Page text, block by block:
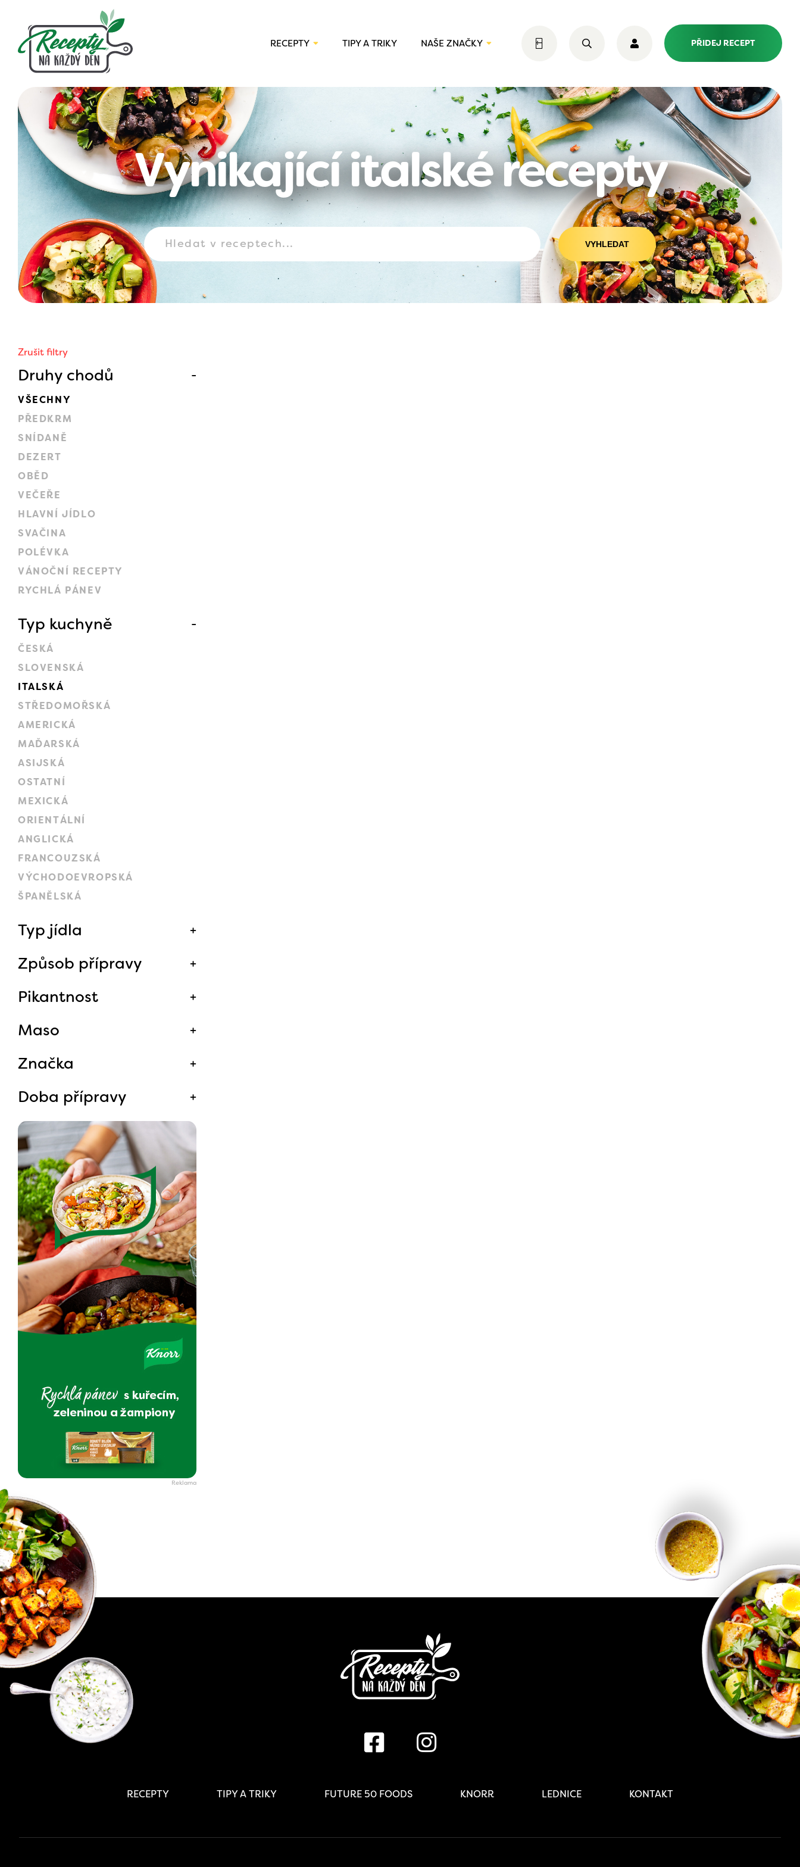
RECEPTY TIPY A TRIKY NAŠE ZNAČKY PŘIDEJ RECEPT
Vynikající italské recepty
VYHLEDAT
Zrušit filtry
Druhy chodů
VŠECHNY
PŘEDKRM
SNÍDANĚ
DEZERT
OBĚD
VEČEŘE
HLAVNÍ JÍDLO
SVAČINA
POLÉVKA
VÁNOČNÍ RECEPTY
RYCHLÁ PÁNEV
Typ kuchyně
ČESKÁ
SLOVENSKÁ
ITALSKÁ
STŘEDOMOŘSKÁ
AMERICKÁ
MAĎARSKÁ
ASIJSKÁ
OSTATNÍ
MEXICKÁ
ORIENTÁLNÍ
ANGLICKÁ
FRANCOUZSKÁ
VÝCHODOEVROPSKÁ
ŠPANĚLSKÁ
Typ jídla
Způsob přípravy
Pikantnost
Maso
Značka
Doba přípravy
RECEPTY TIPY A TRIKY FUTURE 50 FOODS KNORR LEDNICE KONTAKT